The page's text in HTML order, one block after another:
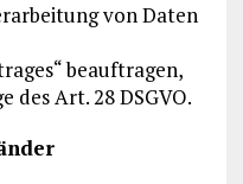
von Daten
beauftragen,
des Art. 28 DSGVO.